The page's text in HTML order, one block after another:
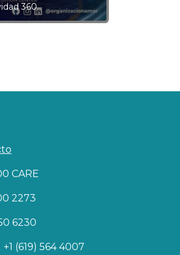
360
CARE
2273
6230
(619) 564 4007